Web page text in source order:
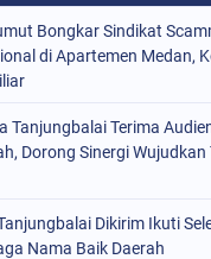
Bongkar Sindikat
di Apartemen Medan,
Tanjungbalai Terima
Dorong Sinergi
Dikirim Ikuti
Nama Baik Daerah